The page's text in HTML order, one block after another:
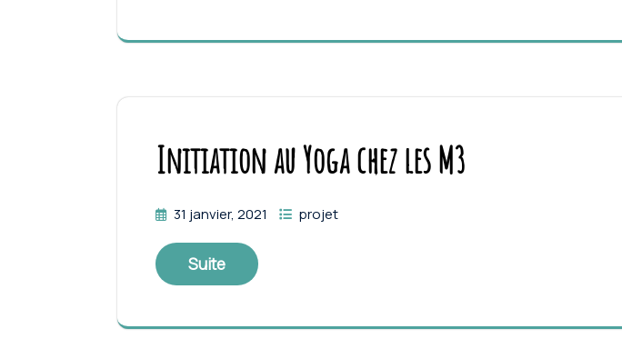
Initiation au Yoga chez les M3
31 janvier, 2021 projet
Suite